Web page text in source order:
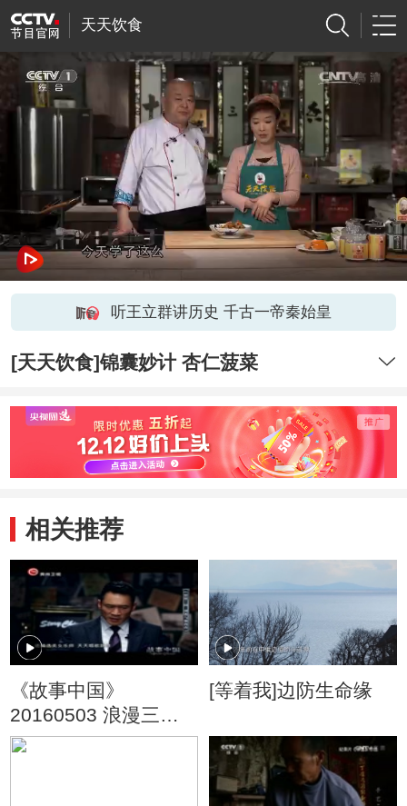
天天饮食
听王立群讲历史 千古一帝秦始皇
[天天饮食]锦囊妙计 杏仁菠菜
相关推荐
《故事中国》
20160503 浪漫三国
刘备与孙尚香
[等着我]边防生命缘